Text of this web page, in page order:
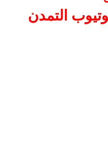
التمدن